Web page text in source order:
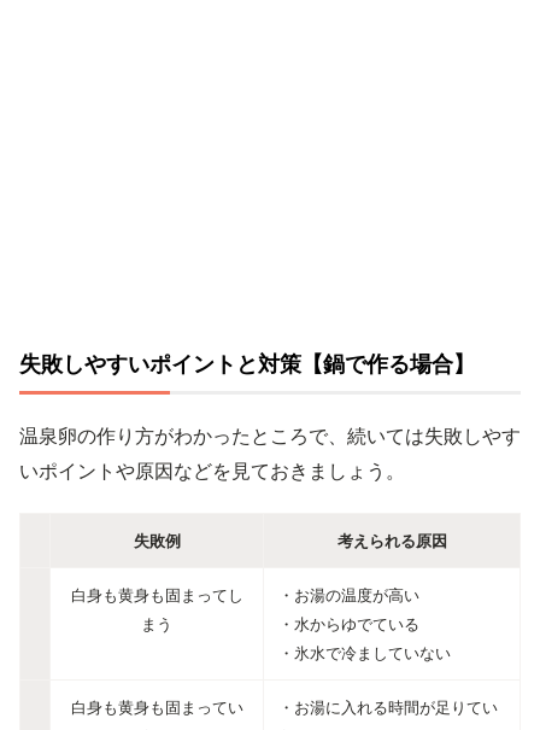
失敗しやすいポイントと対策【鍋で作る場合】
温泉卵の作り方がわかったところで、続いては失敗しやす
いポイントや原因などを見ておきましょう。
失敗例 考えられる原因
白身も黄身も固まってし
まう
・お湯の温度が高い
・水からゆでている
・氷水で冷ましていない
白身も黄身も固まってい
・お湯に入れる時間が足りてい